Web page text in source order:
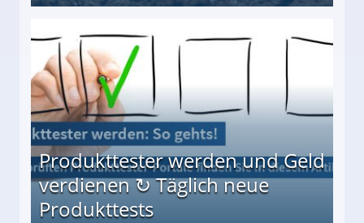
Produkttester werden und Geld
verdienen ↻ Täglich neue
Produkttests